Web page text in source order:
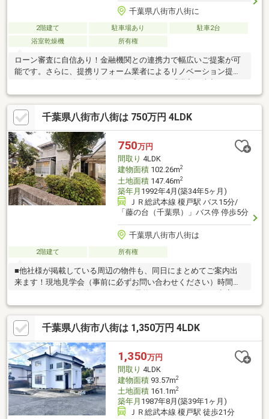
千葉県八街市八街に
2階建て 駐車場あり
駐車2台
浴室乾燥機
所有権
ローン審査に自信あり！金融機関との連携力で幅広いご提案が可
能です。さらに、提携リフォーム業者によるリノベーション提案
ォーム」すべて当社にお任せください。
千葉県八街市八街は 750万円 4LDK
750万円
間取り 4LDK
建物面積102.26m2
土地面積147.46m2
築年月 1992年4月(築34年5ヶ月)
ＪＲ総武本線 榎戸駅 バス15分/
「藤の台（千葉県）」バス停 停歩5分
千葉県八街市八街は
2階建て 所有権
■他社様が掲載している周辺の物件も、同日にまとめてご案内出
来ます！現地見学会（事前に必ずお問い合わせください）時間／
物件においても事前に鍵の手配が必要な場合があります。※居住
中の物件は事前に居住者様との日程調整が必要になります。お早
めにご予約をお願い致します。■日時※弊社が定休日の場合でも曜
日・時間帯問わず柔軟に対応させて頂きますので、まずはご相談
ください■資金計画・住宅ローンのご相談※住宅購入のご相談を随
時・無料で承ります。将来を見据えた資金計画で、『無理をしな
い』マイホーム探しをご提案いたします
千葉県八街市八街は 1,350万円 4LDK
1,350万円
間取り 4LDK
建物面積93.57m2
土地面積161.1m2
築年月 1987年8月(築39年1ヶ月)
ＪＲ総武本線 榎戸駅 徒歩21分